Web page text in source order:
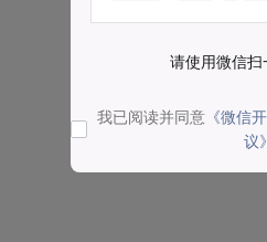
请使用微信扫
我已阅读并同意 《微信
议》